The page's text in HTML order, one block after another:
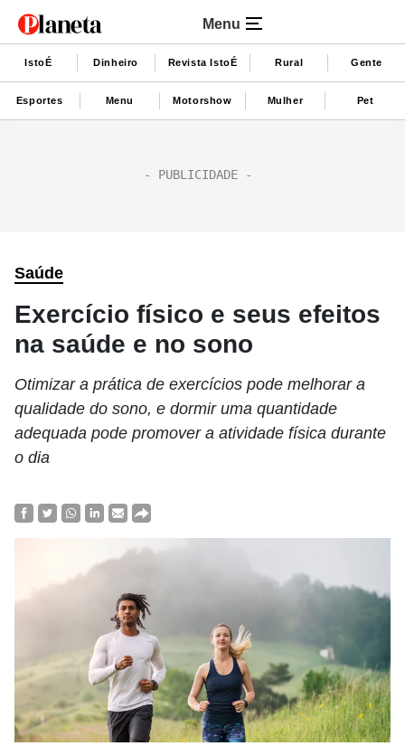
Menu
IstoÉ Dinheiro Revista IstoÉ Rural Gente
Esportes Menu Motorshow Mulher Pet
Saúde
Exercício físico e seus efeitos
na saúde e no sono
Otimizar a prática de exercícios pode melhorar a
qualidade do sono, e dormir uma quantidade
adequada pode promover a atividade física durante
o dia